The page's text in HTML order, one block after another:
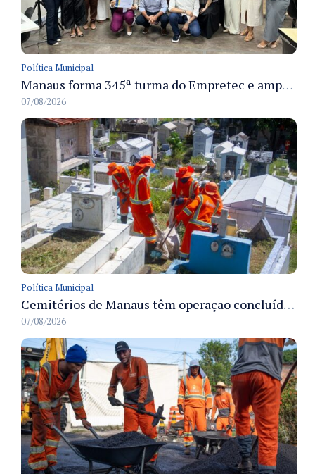
Política Municipal
Manaus forma 345ª turma do Empretec e amplia qualificação de empreendedores na cidade
07/08/2026
Política Municipal
Cemitérios de Manaus têm operação concluída e estrutura pronta para receber famílias no Dia dos Pais
07/08/2026